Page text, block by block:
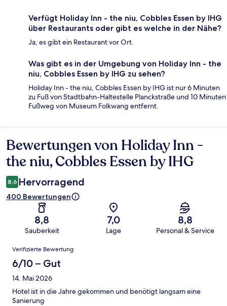
Verfügt Holiday Inn - the niu, Cobbles Essen by IHG
über Restaurants oder gibt es welche in der Nähe?
Ja, es gibt ein Restaurant vor Ort.
Was gibt es in der Umgebung von Holiday Inn - the
niu, Cobbles Essen by IHG zu sehen?
Holiday Inn - the niu, Cobbles Essen by IHG ist nur 6 Minuten
zu Fuß von Stadtbahn-Haltestelle Planckstraße und 10 Minuten
Fußweg von Museum Folkwang entfernt.
Bewertungen
Bewertungen von Holiday Inn -
the niu, Cobbles Essen by IHG
8,6 Hervorragend
400 Bewertungen
8,8
Sauberkeit
7,0
Lage
8,8
Personal & Service
Bewertungen
Verifizierte Bewertung
6/10 – Gut
14. Mai 2026
Hotel ist in die Jahre gekommen und benötigt langsam eine
Sanierung